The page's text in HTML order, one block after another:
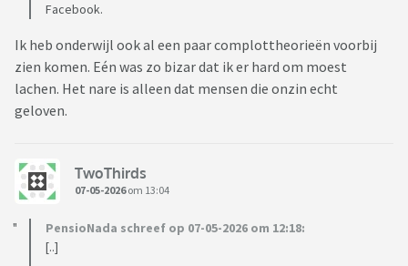
Facebook.
Ik heb onderwijl ook al een paar complottheorieën voorbij
zien komen. Eén was zo bizar dat ik er hard om moest
lachen. Het nare is alleen dat mensen die onzin echt
geloven.
TwoThirds
07-05-2026om 13:04
PensioNada schreef op 07-05-2026 om 12:18:
[..]